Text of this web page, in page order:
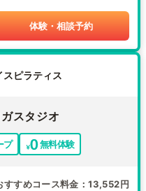
体験・相談予約
スピラティス
スタジオ
プ 無料体験
すすめコース料金 13,552円